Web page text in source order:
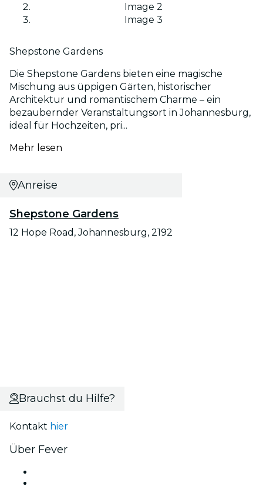
Image 2
Image 3
Shepstone Gardens
Die Shepstone Gardens bieten eine magische
Mischung aus üppigen Gärten, historischer
Architektur und romantischem Charme – ein
bezaubernder Veranstaltungsort in Johannesburg,
ideal für Hochzeiten, pri...
Mehr lesen
Anreise
Shepstone Gardens
12 Hope Road, Johannesburg, 2192
Brauchst du Hilfe?
Kontakt hier
Über Fever